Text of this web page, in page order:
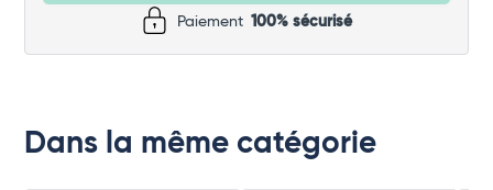
Paiement 100% sécurisé
Dans la même catégorie